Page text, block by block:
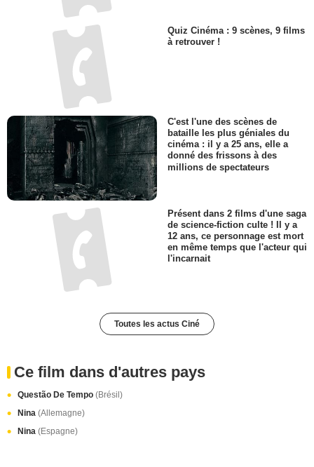
Quiz Cinéma : 9 scènes, 9 films
à retrouver !
C'est l'une des scènes de
bataille les plus géniales du
cinéma : il y a 25 ans, elle a
donné des frissons à des
millions de spectateurs
Présent dans 2 films d'une saga
de science-fiction culte ! Il y a
12 ans, ce personnage est mort
en même temps que l'acteur qui
l'incarnait
Toutes les actus Ciné
Ce film dans d'autres pays
Questão De Tempo (Brésil)
Nina (Allemagne)
Nina (Espagne)